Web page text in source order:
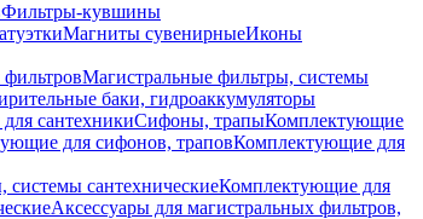
Фильтры-кувшины
Магниты сувенирныеИконы
Магистральные фильтры, системы
баки, гидроаккумуляторы
сантехникиСифоны, трапыКомплектующие
для сифонов, траповКомплектующие для
сантехническиеКомплектующие для
Аксессуары для магистральных фильтров,